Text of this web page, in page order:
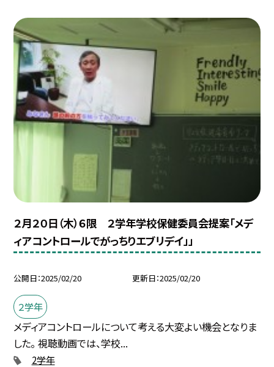
２月２０日（木）６限 ２学年学校保健委員会提案「メデ
ィアコントロールでがっちりエブリデイ」」
公開日 2025/02/20 更新日 2025/02/20
２学年
メディアコントロールについて考える大変よい機会となりま
した。 視聴動画では、学校...
2学年